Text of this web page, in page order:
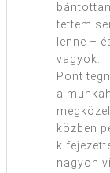
tettem
lenne –
vagyok.
Pont
a
közben
nagyon